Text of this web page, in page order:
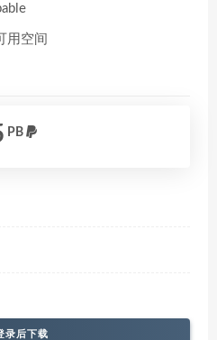
用空间
PB
录后下载